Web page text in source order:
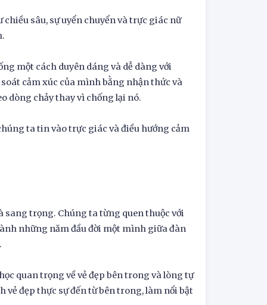
sâu, sự uyển chuyển và trực giác nữ
một cách duyên dáng và dễ dàng với
cảm xúc của mình bằng nhận thức và
dòng chảy thay vì chống lại nó.
ta tin vào trực giác và điều hướng cảm
sang trọng. Chúng ta từng quen thuộc với
những năm đầu đời một mình giữa đàn
quan trọng về vẻ đẹp bên trong và lòng tự
vẻ đẹp thực sự đến từ bên trong, làm nổi bật